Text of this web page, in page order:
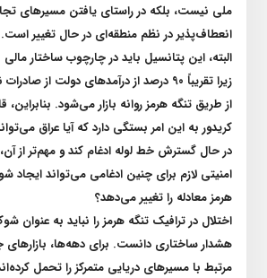
ملی نیست، بلکه در راستای یافتن مسیر‌های
انعطاف‌پذیر در نظم منطقه‌ای در حال تغییر است.
البته، این پتانسیل باید در چارچوب ساختار
زیرا تقریباً ۹۰ درصد از درآمد‌های دولت از
از طریق تنگه هرمز روانه بازار می‌شود. بنابراین،
کریدور به این امر بستگی دارد که آیا عراق
در حال گسترش خط لوله ادغام کند و مهم‌تر از
امنیتی لازم برای چنین ادغامی می‌تواند ایجاد
هرمز معادله را تغییر می‌دهد؟
اختلال در ترافیک تنگه هرمز را نباید به عنوان
هشدار ساختاری دانست. برای دهه‌ها، بازار‌های
مرتبط با مسیر‌های دریایی متمرکز را تحمل